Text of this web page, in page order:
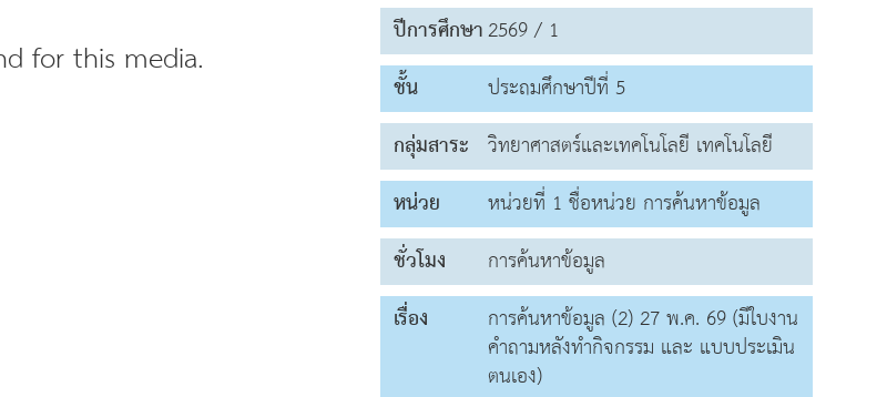
for this media.
ปีการศึกษา2569 / 1
ชั้น
ประถมศึกษาปีที่ 5
กลุ่มสาระ วิทยาศาสตร์และเทคโนโลยี เทคโนโลยี
หน่วย
หน่วยที่ 1 ชื่อหน่วย การค้นหาข้อมูล
ชั่วโมง
การค้นหาข้อมูล
เรื่อง
การค้นหาข้อมูล (2) 27 พ.ค. 69 (มีใบงาน
คำถามหลังทำกิจกรรม และ แบบประเมิน
ตนเอง)